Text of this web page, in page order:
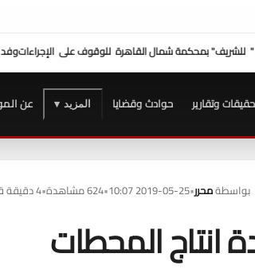
وفد "الصحفيين" برئاسة النقيبللوقوف على الإجراءات
وتقارير حوادث وقضايا المزيد ▾ عن
بواسطةمحرر•
2019-05-25 10:07
•624 مشاهدة •4 دقيقة قراءة
انتاج المحطات